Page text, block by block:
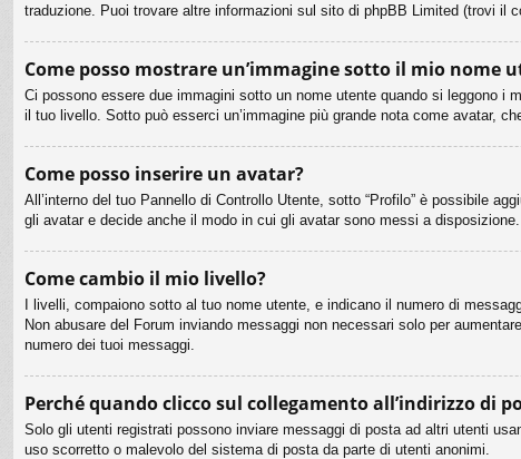
traduzione. Puoi trovare altre informazioni sul sito di phpBB Limited (trovi il
Come posso mostrare un’immagine sotto il mio nome
Ci possono essere due immagini sotto un nome utente quando si leggono i
il tuo livello. Sotto può esserci un’immagine più grande nota come avatar,
Come posso inserire un avatar?
All’interno del tuo Pannello di Controllo Utente, sotto “Profilo” è possibile
gli avatar e decide anche il modo in cui gli avatar sono messi a
Come cambio il mio livello?
I livelli, compaiono sotto al tuo nome utente, e indicano il numero di
Non abusare del Forum inviando messaggi non necessari solo per
numero dei tuoi messaggi.
Perché quando clicco sul collegamento all’indirizzo di
Solo gli utenti registrati possono inviare messaggi di posta ad altri utenti
uso scorretto o malevolo del sistema di posta da parte di utenti anonimi.